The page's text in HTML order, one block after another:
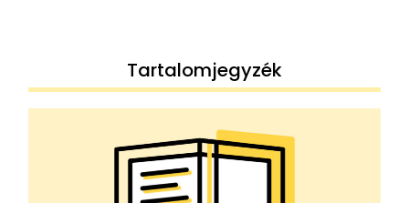
Tartalomjegyzék